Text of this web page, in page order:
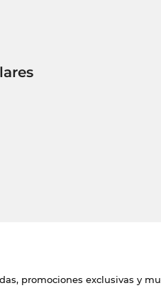
promociones exclusivas y